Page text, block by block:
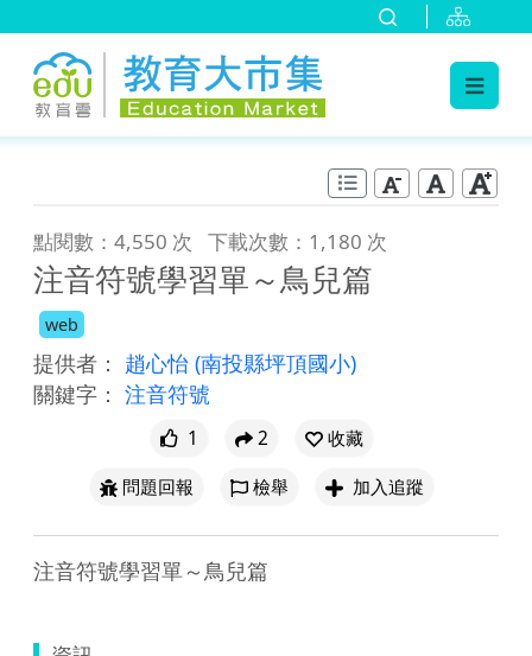
點閱數：4,550 次 下載次數：1,180 次
注音符號學習單～鳥兒篇
web
提供者： 趙心怡 (南投縣坪頂國小)
關鍵字： 注音符號
1 2
收藏
問題回報
檢舉 加入追蹤
注音符號學習單～鳥兒篇